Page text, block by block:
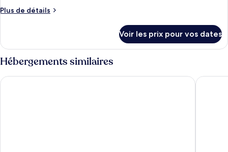
chambre :
avec
lits
jumeaux,
2
Plus de détails
Plus
le
type
de
Chambre
Voir les prix pour vos dates
Hébergements similaires
Moxy London Piccadilly Circus